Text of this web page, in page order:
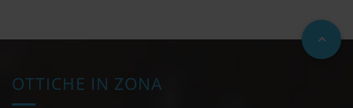
OTTICHE IN ZONA